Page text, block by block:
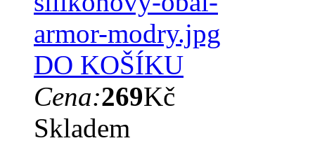
DO KOŠÍKU
Cena:269Kč
Skladem